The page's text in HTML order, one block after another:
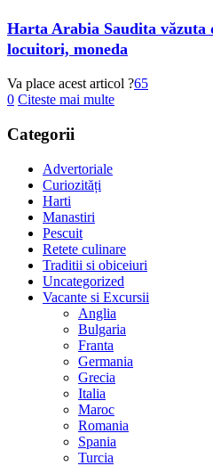
Harta Arabia Saudita văzuta
locuitori, moneda
Va place acest articol ?65
0 Citeste mai multe
Categorii
Advertoriale
Curiozități
Harti
Manastiri
Pescuit
Retete culinare
Traditii si obiceiuri
Uncategorized
Vacante si Excursii
Anglia
Bulgaria
Franta
Germania
Grecia
Italia
Maroc
Romania
Spania
Turcia